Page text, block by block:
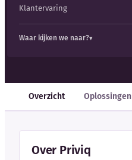
Klantervaring
Waar kijken we naar?
Overzicht Oplossingen
Over Priviq